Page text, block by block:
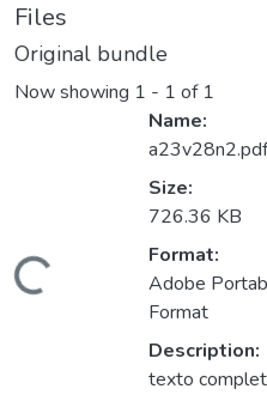
Files
Original bundle
Now showing 1 - 1 of 1
Name:
a23v28n2.pdf
Size:
726.36 KB
Format:
Adobe
Format
Description:
texto